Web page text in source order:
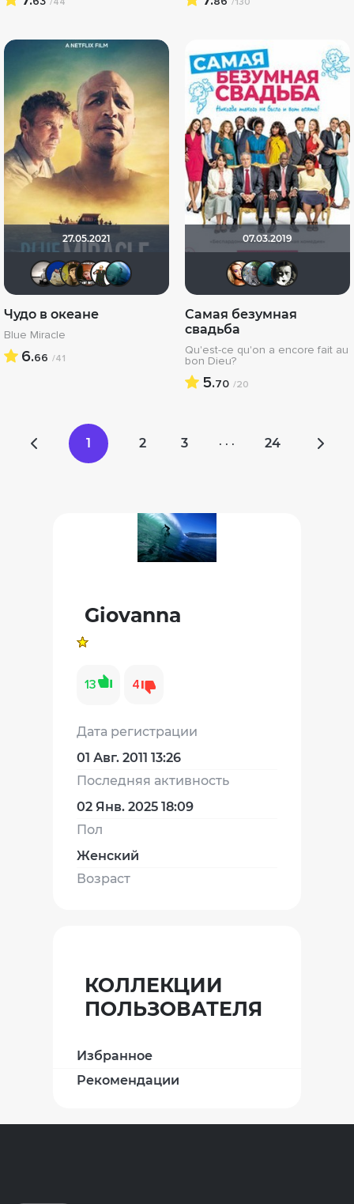
27.05.2021
Рижанка
didak2002 Giovanna
Чудо в океане
Blue Miracle
6.66 /41
07.03.2019
Самая безумная
свадьба
Qu'est-ce qu'on a encore fait au
bon Dieu?
5.70 /20
1 2 3 · · · 24
Giovanna
13 4
Дата регистрации
01 Авг. 2011 13:26
Последняя активность
02 Янв. 2025 18:09
Пол
Женский
Возраст
КОЛЛЕКЦИИ
ПОЛЬЗОВАТЕЛЯ
Избранное
Рекомендации